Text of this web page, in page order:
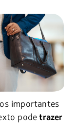
importantes
podetrazer